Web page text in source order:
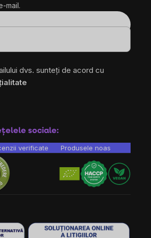
mail.
dvs. sunteți de acord cu
sociale:
verificate Produsele noastre sunt